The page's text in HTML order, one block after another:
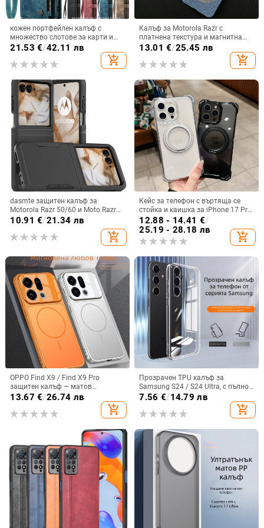
кожен портфейлен калъф с
множество слотове за карти и
цип за iPhone 11–17 Pro Max, XR,
21.53 €/42.11 лв
add_shopping_cart
Калъф за Motorola Razr с
платнена текстура и магнитна
панта, флип
13.01 €/25.45 лв
add_shopping_cart
dasmte защитен калъф за
Motorola Razr 50/60 и Moto Razr
2024 с сгъваем дисплей
10.91 €/21.34 лв
add_shopping_cart
Кейс за телефон с въртяща се
стойка и каишка за iPhone 17 Pro
Max, 16, 15 и iPhone 11
12.88 - 14.41 €/
25.19 - 28.18 лв
add_shopping_cart
OPPO Find X9 / Find X9 Pro
защитен калъф — матов
пластмасов, минималистичен
стил, против изпускане, магнитно
зареждане, възможност за
13.67 €/26.74 лв
add_shopping_cart
Прозрачен TPU калъф за
Samsung S24 / S24 Ultra, с пълно
покритие и защита на камерата
7.56 €/14.79 лв
add_shopping_cart